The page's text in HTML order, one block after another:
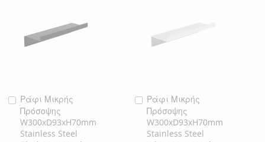
ΕΠΙΘΥΜΙΏΝ
Ράφι Μικρής
Πρόσοψης
W300xD93xH70mm
Stainless Steel
Προσθήκη
στο
Καλάθι
Ράφι Μικρής
Πρόσοψης
W300xD93xH70mm
Stainless Steel
Προσθήκη
στο
Καλάθι